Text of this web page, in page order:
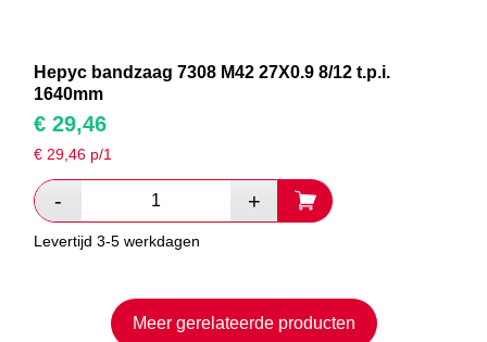
Hepyc bandzaag 7308 M42 27X0.9 8/12 t.p.i.
1640mm
€ 29,46
€29,46 p/1
Levertijd 3-5 werkdagen
Meer gerelateerde producten